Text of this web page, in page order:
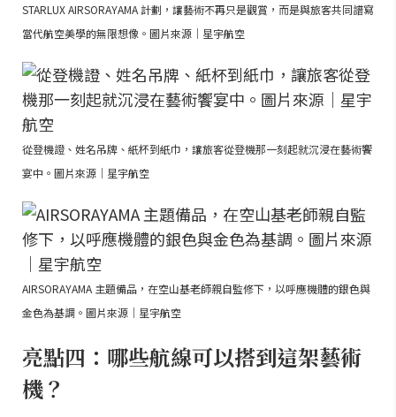
STARLUX AIRSORAYAMA 計劃，讓藝術不再只是觀賞，而是與旅客共同譜寫
當代航空美學的無限想像。圖片來源｜星宇航空
從登機證、姓名吊牌、紙杯到紙巾，讓旅客從登機那一刻起就沉浸在藝術饗
宴中。圖片來源｜星宇航空
AIRSORAYAMA 主題備品，在空山基老師親自監修下，以呼應機體的銀色與
金色為基調。圖片來源｜星宇航空
亮點四：哪些航線可以搭到這架藝術
機？